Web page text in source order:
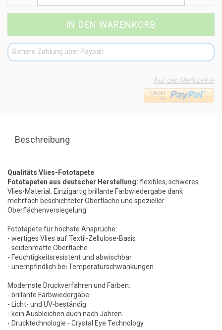
Sichere Zahlung über Paypal!
Auf den Merkzettel
Beschreibung
Qualitäts Vlies-Fototapete
Fototapeten aus deutscher Herstellung: flexibles, schweres
Vlies-Material. Einzigartig brillante Farbwiedergabe dank
mehrfach beschichteter Oberfläche und spezieller
Oberflächenversiegelung.
Fototapete für höchste Ansprüche:
- wertiges Vlies auf Textil-Zellulose-Basis
- seidenmatte Oberfläche
- Feuchtigkeitsresistent und abwischbar
- unempfindlich bei Temperaturschwankungen
Modernste Druckverfahren und Farben:
- brillante Farbwiedergabe
- Licht- und UV-beständig
- kein Ausbleichen auch nach Jahren
- Drucktechnologie - Crystal Eye Technology